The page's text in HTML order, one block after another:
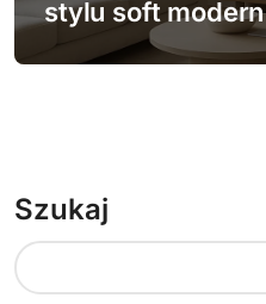
stylu soft modern
Szukaj